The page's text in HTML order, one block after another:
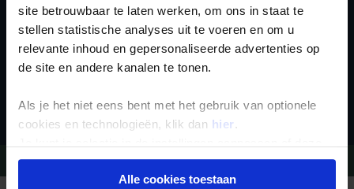
site betrouwbaar te laten werken, om ons in staat te
stellen statistische analyses uit te voeren en om u
relevante inhoud en gepersonaliseerde advertenties op
de site en andere kanalen te tonen.
Als je het niet eens bent met het gebruik van optionele
cookies en technologieën, klik dan hier .
onder aan de pagina op elk gewenst moment voor de
toekomst wijzigen.Alle cookies toestaan
Vragen?Bel 020-7887700